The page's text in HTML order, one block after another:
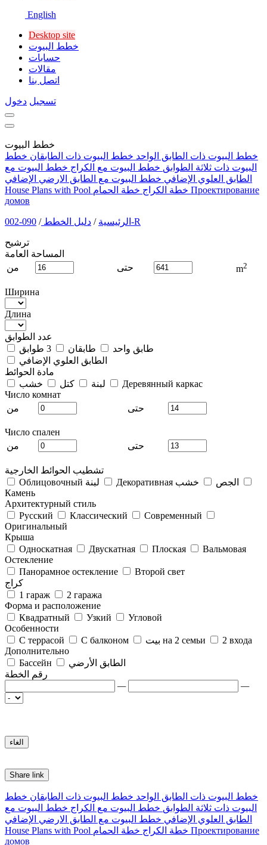
English
Desktop site
خطط البيوت
حسابات
مقالات
اتصل بنا
تسجيل دخول
خطط البيوت
خطط البيوت ذات الطابق الواحد خطط البيوت ذات الطابقان خطط
البيوت ذات ثلاثة الطوابق خطط البيوت مع الكراج خطط البيوت مع
الطابق العلوي الإضافي خطط البيوت مع الطابق الارضي الإضافي
House Plans with Pool
خطة الكراج خطة الحمام
Проектирование
домов
الرئيسية / دليل الخطط / 090-002-R
ترشيح
المساحة العامة
من
حتى m2
Ширина
Длина
عدد الطوابق
طابق واحد
طابقان
الطابق العلوي الإضافي
مادة الحوائط
لبنة
كتل خشب
Деревянный каркас
Число комнат
من
حتى
Число спален
من
حتى
تشطيب الحوائط الخارجية
Облицовочный لبنة
Декоративная الجص
خشب
Камень
Архитектурный стиль
Русский
Классический
Современный
Оригинальный
Крыша
Односкатная
Двускатная Плоская
Вальмовая
Остекление
Панорамное остекление
Второй свет
كراج
1 гараж
2 гаража
Форма и расположение
Квадратный
Узкий
Угловой
Особенности
С террасой
С балконом بيت на 2 семьи
2 входа
Дополнительно
Бассейн
الطابق الأرضي
رقم الخطة
—
—
Share link
خطط البيوت ذات الطابق الواحد خطط البيوت ذات الطابقان خطط
البيوت ذات ثلاثة الطوابق خطط البيوت مع الكراج خطط البيوت مع
الطابق العلوي الإضافي خطط البيوت مع الطابق الارضي الإضافي
House Plans with Pool
خطة الكراج خطة الحمام
Проектирование
домов